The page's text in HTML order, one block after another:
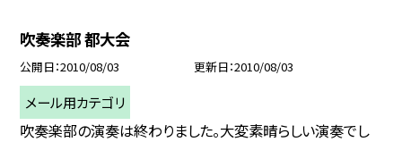
吹奏楽部 都大会
公開日 2010/08/03 更新日 2010/08/03
メール用カテゴリ
吹奏楽部の演奏は終わりました。大変素晴らしい演奏でし